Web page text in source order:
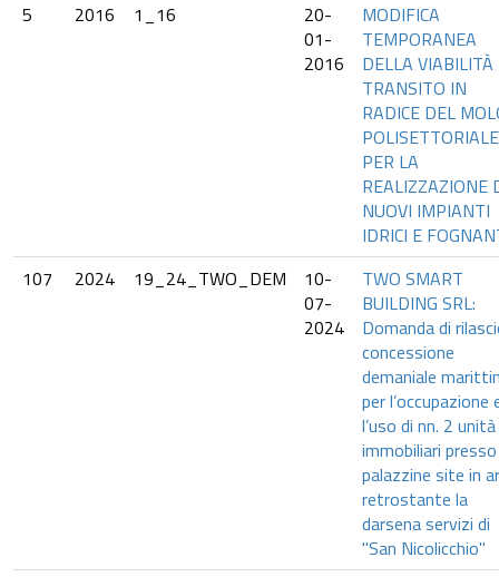
5
2016 1_16
20-
01-
2016
MODIFICA
TEMPORANEA
DELLA VIABILITÀ
TRANSITO IN
RADICE DEL
POLISETTORIALE
PER LA
REALIZZAZIONE
NUOVI IMPIANTI
IDRICI E
107
2024 19_24_TWO_DEM
10-
07-
2024
TWO SMART
BUILDING SRL:
Domanda di
concessione
demaniale
per l’occupazione
l’uso di nn. 2 unità
immobiliari
palazzine site in
retrostante la
darsena servizi di
"San Nicolicchio"